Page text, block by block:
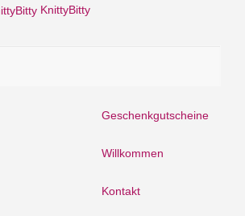
KnittyBitty
Geschenkgutscheine
Willkommen
Kontakt